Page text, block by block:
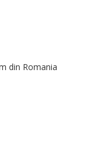
din Romania